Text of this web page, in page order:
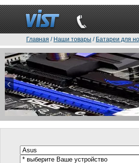
Главная / Наши товары / Батареи для